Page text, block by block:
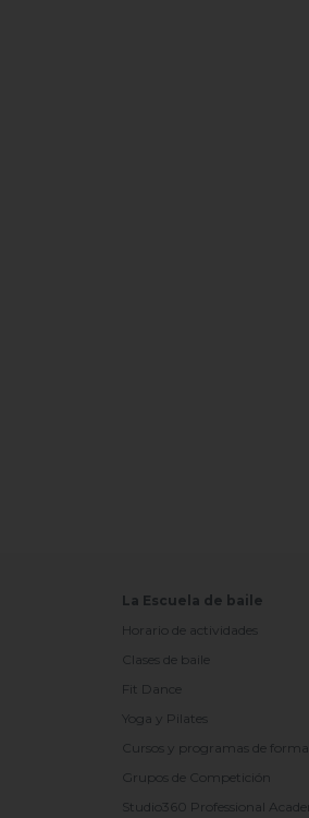
La Escuela de baile
Horario de actividades
Clases de baile
Fit Dance
Yoga y Pilates
Cursos y programas de
Grupos de Competición
Studio360 Professional